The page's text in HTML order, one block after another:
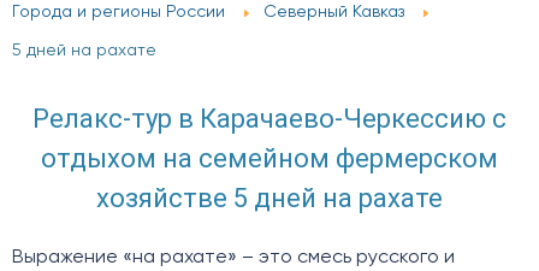
Города и регионы России Северный Кавказ
5 дней на рахате
Релакс-тур в Карачаево-Черкессию с
отдыхом на семейном фермерском
хозяйстве 5 дней на рахате
Выражение «на рахате» – это смесь русского и